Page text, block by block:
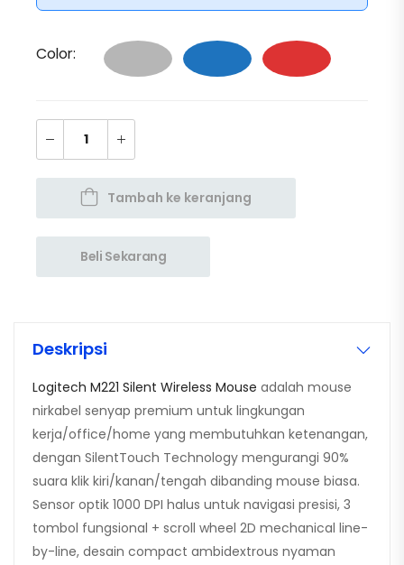
Color
Tambah ke keranjang
Beli Sekarang
Deskripsi
Logitech M221 Silent Wireless Mouse adalah mouse
nirkabel senyap premium untuk lingkungan
kerja/office/home yang membutuhkan ketenangan,
dengan SilentTouch Technology mengurangi 90%
suara klik kiri/kanan/tengah dibanding mouse biasa.
Sensor optik 1000 DPI halus untuk navigasi presisi, 3
tombol fungsional + scroll wheel 2D mechanical line-
by-line, desain compact ambidextrous nyaman